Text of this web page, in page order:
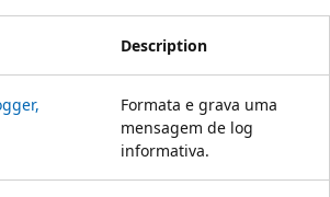
Description
Formata e grava uma
mensagem de log
informativa.